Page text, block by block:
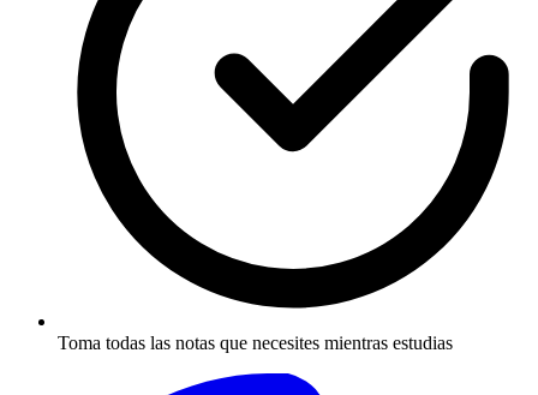
Toma todas las notas que necesites mientras estudias